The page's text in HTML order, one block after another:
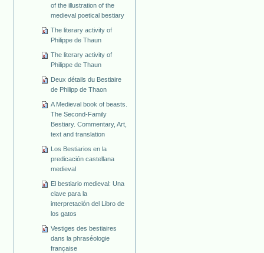
of the illustration of the
medieval poetical bestiary
The literary activity of
Philippe de Thaun
The literary activity of
Philippe de Thaun
Deux détails du Bestiaire
de Philipp de Thaon
A Medieval book of beasts.
The Second-Family
Bestiary. Commentary, Art,
text and translation
Los Bestiarios en la
predicación castellana
medieval
El bestiario medieval: Una
clave para la
interpretación del Libro de
los gatos
Vestiges des bestiaires
dans la phraséologie
française